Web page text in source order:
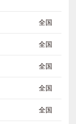
全国
全国
全国
全国
全国